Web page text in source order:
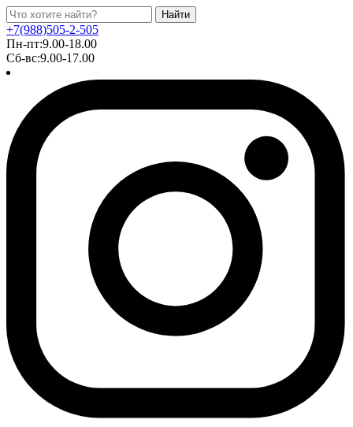
Найти
+7(988)505-2-505
Пн-пт:9.00-18.00
Сб-вс:9.00-17.00